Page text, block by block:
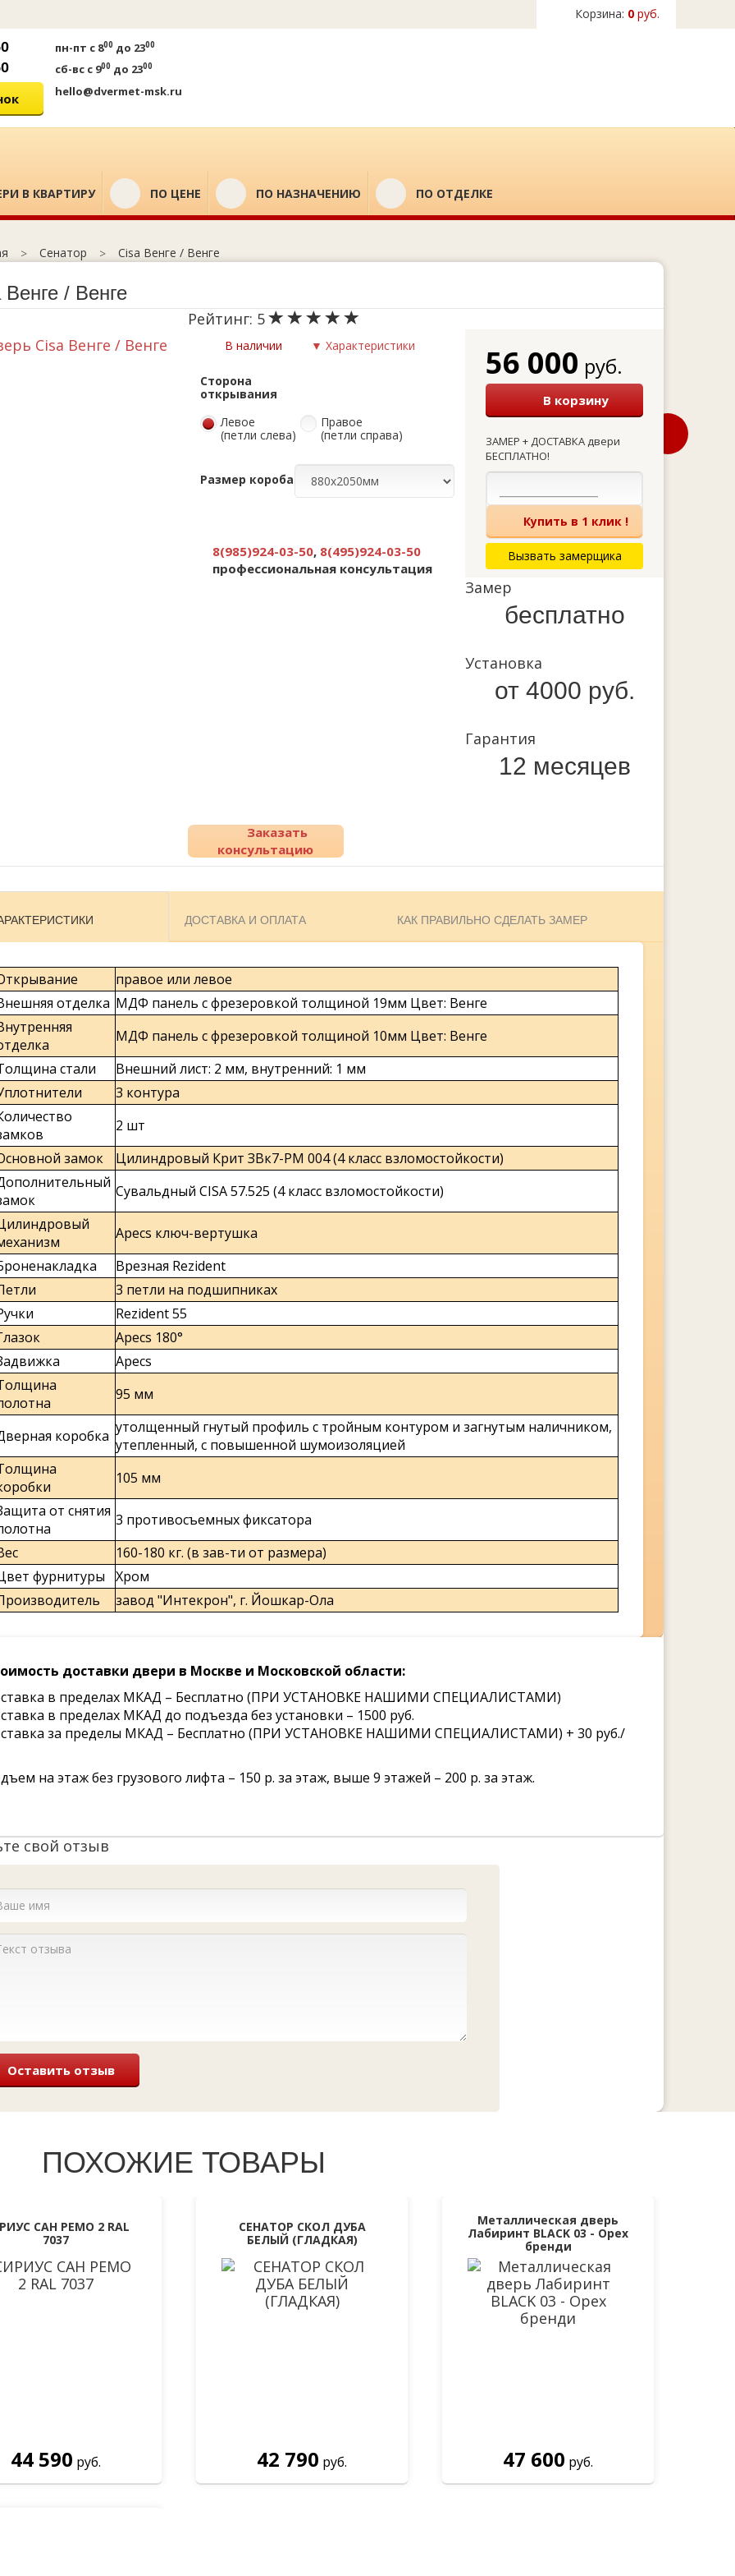
Корзина: 0 руб.
пн-пт с 800 до 2300
сб-вс с 900 до 2300
hello@dvermet-msk.ru
В КВАРТИРУ ПО ЦЕНЕ ПО НАЗНАЧЕНИЮ ПО ОТДЕЛКЕ
Сенатор Cisa Венге / Венге
Венге / Венге
Рейтинг: 5
В наличии ▼ Характеристики
Сторона
открывания
Левое
(петли слева)
Правое
(петли справа)
Размер короба
8(985)924-03-50, 8(495)924-03-50
профессиональная консультация
56 000 руб.
В корзину
ЗАМЕР + ДОСТАВКА двери
БЕСПЛАТНО!
Купить в 1 клик !
Вызвать замерщика
Замер
бесплатно
Установка
от 4000 руб.
Гарантия
12 месяцев
Заказать
консультацию
ДОСТАВКА И ОПЛАТА КАК ПРАВИЛЬНО СДЕЛАТЬ ЗАМЕР
правое или левое
отделка МДФ панель с фрезеровкой толщиной 19мм Цвет: Венге
МДФ панель с фрезеровкой толщиной 10мм Цвет: Венге
стали
Внешний лист: 2 мм, внутренний: 1 мм
3 контура
2 шт
замок
Цилиндровый Крит ЗВк7-РМ 004 (4 класс взломостойкости)
Сувальдный CISA 57.525 (4 класс взломостойкости)
Apecs ключ-вертушка
Врезная Rezident
3 петли на подшипниках
Rezident 55
Apecs 180°
Apecs
95 мм
коробка утолщенный гнутый профиль с тройным контуром и загнутым наличником,
утепленный, с повышенной шумоизоляцией
105 мм
от снятия 3 противосъемных фиксатора
160-180 кг. (в зав-ти от размера)
фурнитуры
Хром
завод "Интекрон", г. Йошкар-Ола
доставки двери в Москве и Московской области:
в пределах МКАД – Бесплатно (ПРИ УСТАНОВКЕ НАШИМИ СПЕЦИАЛИСТАМИ)
в пределах МКАД до подъезда без установки – 1500 руб.
за пределы МКАД – Бесплатно (ПРИ УСТАНОВКЕ НАШИМИ СПЕЦИАЛИСТАМИ) + 30 руб./
на этаж без грузового лифта – 150 р. за этаж, выше 9 этажей – 200 р. за этаж.
свой отзыв
Оставить отзыв
ПОХОЖИЕ ТОВАРЫ
САН РЕМО 2 RAL
7037
44 590 руб.
СЕНАТОР СКОЛ ДУБА
БЕЛЫЙ (ГЛАДКАЯ)
42 790 руб.
Металлическая дверь
Лабиринт BLACK 03 - Орех
бренди
47 600 руб.